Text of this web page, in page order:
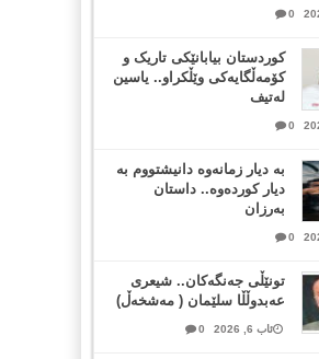
0
کوردستان بیابانێکی تاریک و
کۆمەڵگایەکی وێڵکراو.. یاسین
لەتیف
0
بە دیار زمانەوە دانیشتووم بە
دیار کوردەوە.. داستان
بەرزان
0
تونێڵی جەنگەکان.. شیعری
عەبدوڵڵا سلێمان ( مەشخەڵ)
ئاب 6, 2026 0